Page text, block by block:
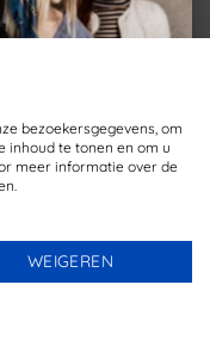
byOND MEDIA
bezoekersgegevens, om
inhoud te tonen en om u
meer informatie over de
WEIGEREN